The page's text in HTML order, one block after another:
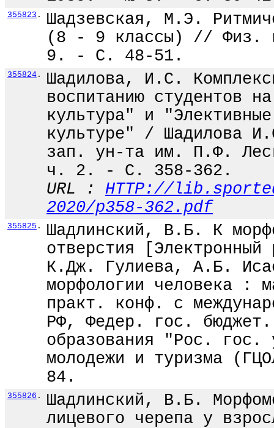
355823 .
Шадзевская, М.Э.
(8 - 9 классы) // Физ.
9. - С. 48-51.
355824 .
Шадилова, И.С.
воспитанию студентов
культура" и
культуре" / Шадилова
зап. ун-та им. П.Ф.
ч. 2. - С. 358-362.
URL : HTTP://
2020/p358-362.pdf
355825 .
Шадлинский, В.Б. К
отверстия
К.Дж. Гулиева, А.Б.
морфологии человека :
практ. конф. с
РФ, Федер. гос. бюджет.
образования "Рос.
молодежи и туризма
84.
355826 .
Шадлинский, В.Б.
лицевого черепа у